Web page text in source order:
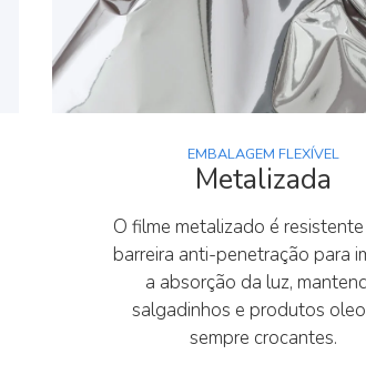
EMBALAGEM FLEXÍVEL
Metalizada
O filme metalizado é
barreira anti-penetração para
a absorção da luz,
salgadinhos e produtos
sempre crocantes.